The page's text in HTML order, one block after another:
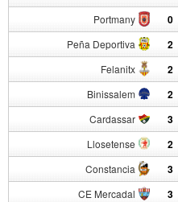
Portmany 0
Peña Deportiva 2
Felanitx 2
Binissalem 2
Cardassar 3
Llosetense 2
Constancia 3
CE Mercadal 3